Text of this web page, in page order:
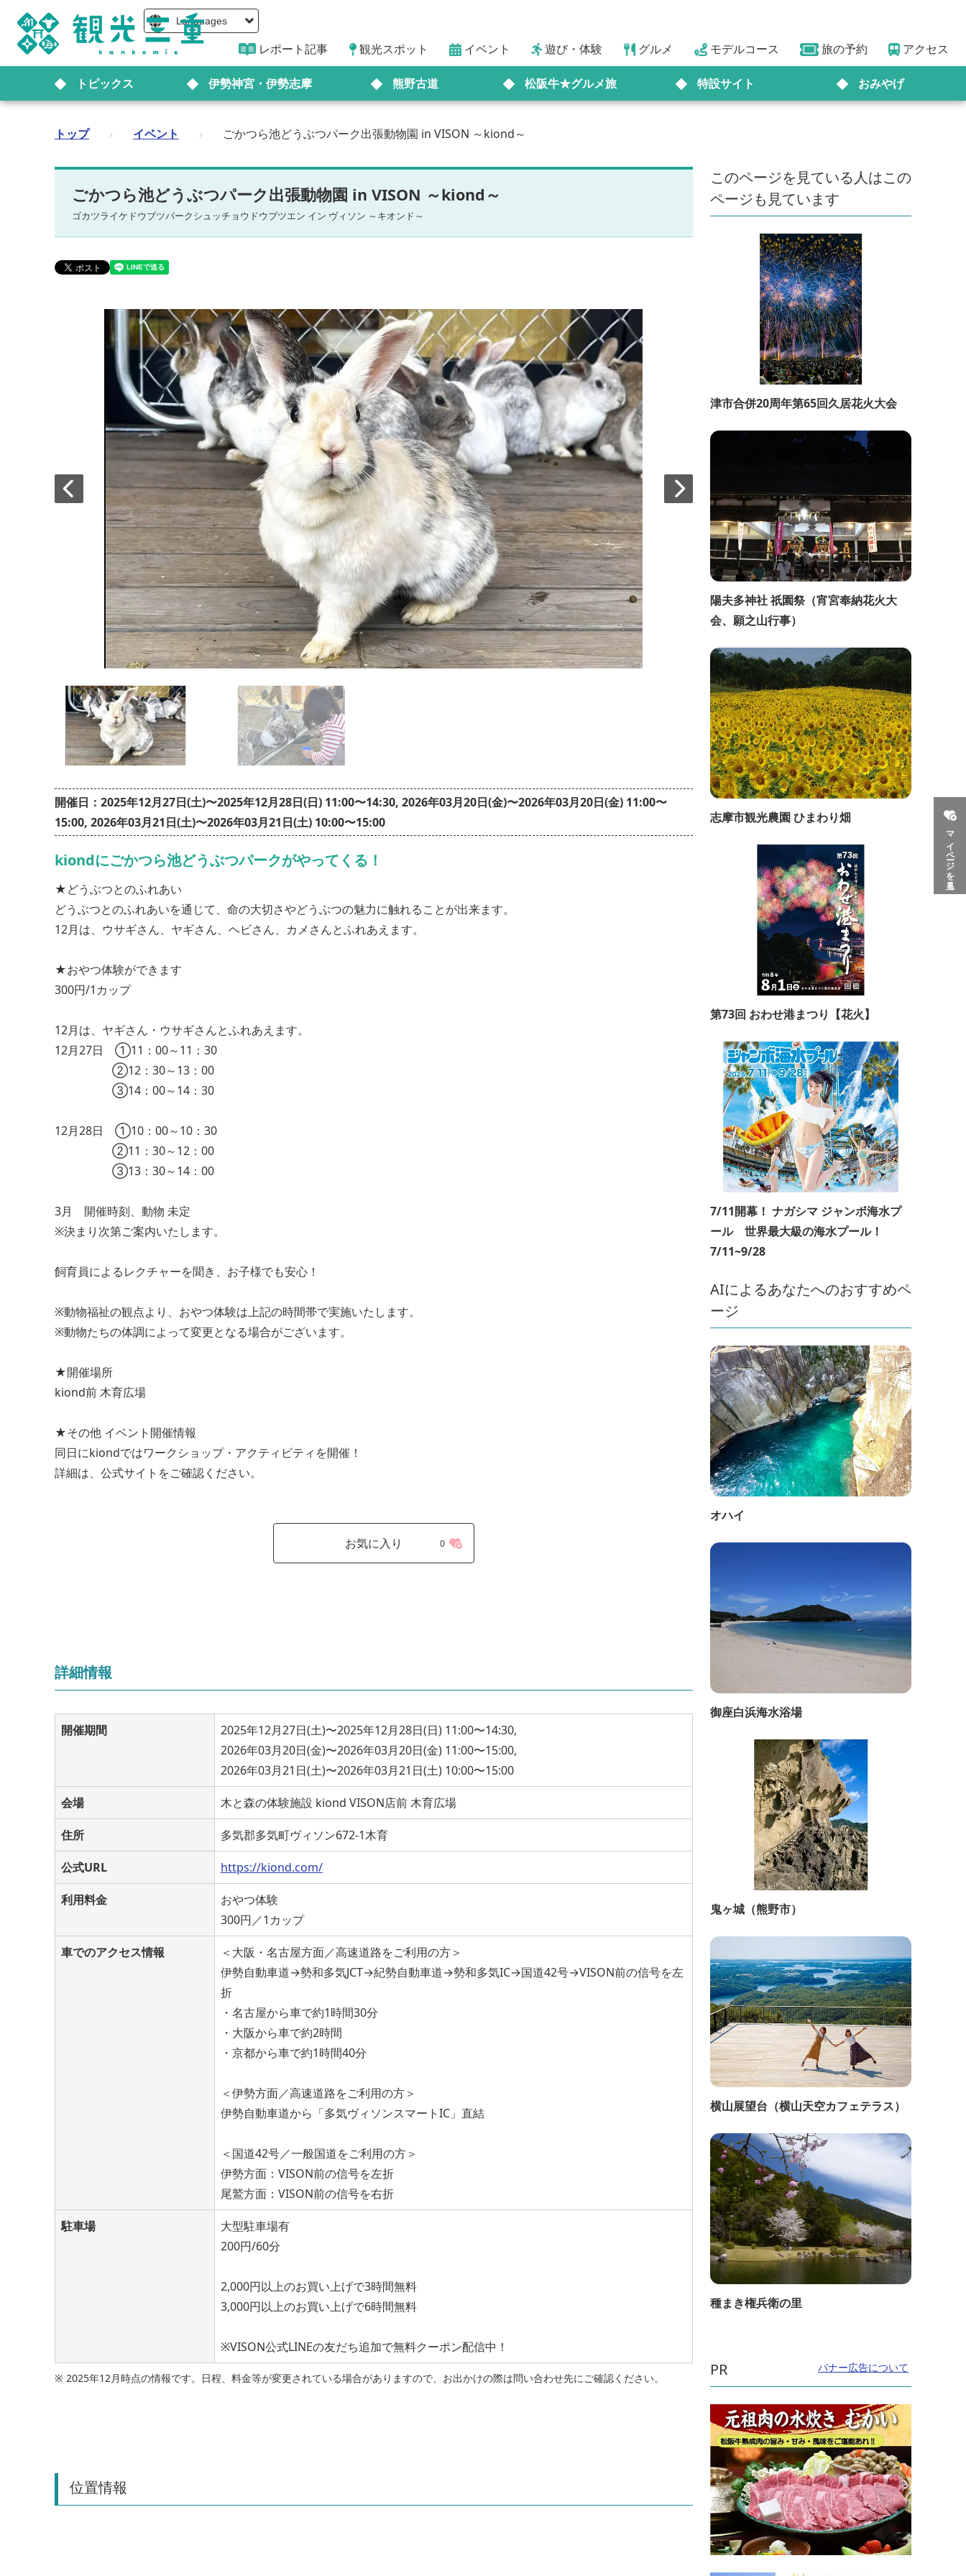
Languages
レポート記事 観光スポット イベント 遊び・体験 グルメ モデルコース 旅の予約 アクセス
トピックス 伊勢神宮・伊勢志摩 熊野古道 松阪牛★グルメ旅 特設サイト おみやげ
マイページを見る
トップ › イベント › ごかつら池どうぶつパーク出張動物園 in VISON ～kiond～
ごかつら池どうぶつパーク出張動物園 in VISON ～kiond～
ゴカツライケドウブツパークシュッチョウドウブツエン イン ヴィソン ～キオンド～
開催日：2025年12月27日(土)〜2025年12月28日(日) 11:00〜14:30, 2026年03月20日(金)〜2026年03月20日(金) 11:00〜
15:00, 2026年03月21日(土)〜2026年03月21日(土) 10:00〜15:00
kiondにごかつら池どうぶつパークがやってくる！
★どうぶつとのふれあい
どうぶつとのふれあいを通じて、命の大切さやどうぶつの魅力に触れることが出来ます。
12月は、ウサギさん、ヤギさん、ヘビさん、カメさんとふれあえます。
★おやつ体験ができます
300円/1カップ
12月は、ヤギさん・ウサギさんとふれあえます。
12月27日 ①11：00～11：30
②12：30～13：00
③14：00～14：30
12月28日 ①10：00～10：30
②11：30～12：00
③13：30～14：00
3月 開催時刻、動物 未定
※決まり次第ご案内いたします。
飼育員によるレクチャーを聞き、お子様でも安心！
※動物福祉の観点より、おやつ体験は上記の時間帯で実施いたします。
※動物たちの体調によって変更となる場合がございます。
★開催場所
kiond前 木育広場
★その他 イベント開催情報
同日にkiondではワークショップ・アクティビティを開催！
詳細は、公式サイトをご確認ください。
お気に入り 0
詳細情報
開催期間
2025年12月27日(土)〜2025年12月28日(日) 11:00〜14:30,
2026年03月20日(金)〜2026年03月20日(金) 11:00〜15:00,
2026年03月21日(土)〜2026年03月21日(土) 10:00〜15:00
会場 木と森の体験施設 kiond VISON店前 木育広場
住所 多気郡多気町ヴィソン672-1木育
公式URL https://kiond.com/
利用料金
おやつ体験
300円／1カップ
車でのアクセス情報
＜大阪・名古屋方面／高速道路をご利用の方＞
伊勢自動車道→勢和多気JCT→紀勢自動車道→勢和多気IC→国道42号→VISON前の信号を左
折
・名古屋から車で約1時間30分
・大阪から車で約2時間
・京都から車で約1時間40分
＜伊勢方面／高速道路をご利用の方＞
伊勢自動車道から「多気ヴィソンスマートIC」直結
＜国道42号／一般国道をご利用の方＞
伊勢方面：VISON前の信号を左折
尾鷲方面：VISON前の信号を右折
駐車場
大型駐車場有
200円/60分
2,000円以上のお買い上げで3時間無料
3,000円以上のお買い上げで6時間無料
※VISON公式LINEの友だち追加で無料クーポン配信中！
※ 2025年12月時点の情報です。日程、料金等が変更されている場合がありますので、お出かけの際は問い合わせ先にご確認ください。
位置情報
このページを見ている人はこの
ページも見ています
津市合併20周年第65回久居花火大会
陽夫多神社 祇園祭（宵宮奉納花火大
会、願之山行事）
志摩市観光農園 ひまわり畑
第73回 おわせ港まつり【花火】
7/11開幕！ ナガシマ ジャンボ海水プ
ール 世界最大級の海水プール！
7/11~9/28
AIによるあなたへのおすすめペ
ージ
オハイ
御座白浜海水浴場
鬼ヶ城（熊野市）
横山展望台（横山天空カフェテラス）
種まき権兵衛の里
PR バナー広告について